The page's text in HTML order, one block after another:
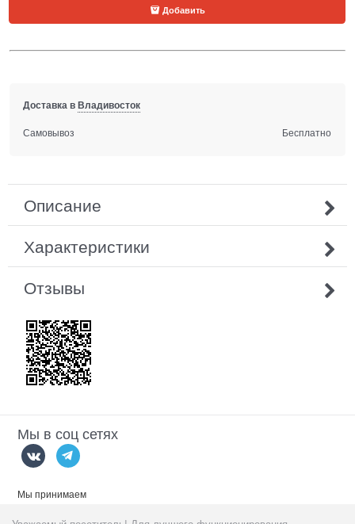
Добавить
Доставка вВладивосток
Самовывоз Бесплатно
Описание
Характеристики
Отзывы
Мы в соц сетях
Мы принимаем